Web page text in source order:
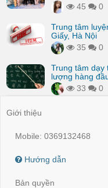
45
0
Trung tâm
Giấy, Hà Nội
35
0
Trung tâm dạy
lượng hàng
33
0
Giới thiệu
Mobile: 0369132468
Hướng dẫn
Bản quyền